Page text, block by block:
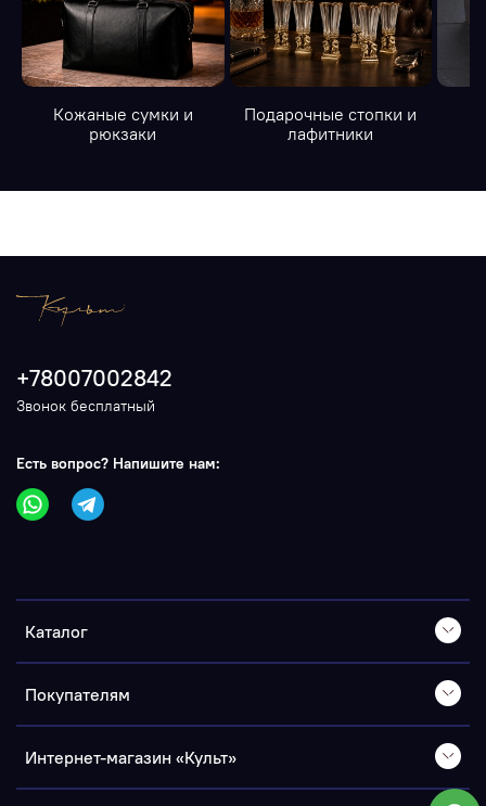
Кожаные сумки и
рюкзаки
Подарочные стопки и
лафитники
Каталог
Покупателям
Интернет-магазин «Культ»
+78007002842
Звонок бесплатный
Есть вопрос? Напишите нам: